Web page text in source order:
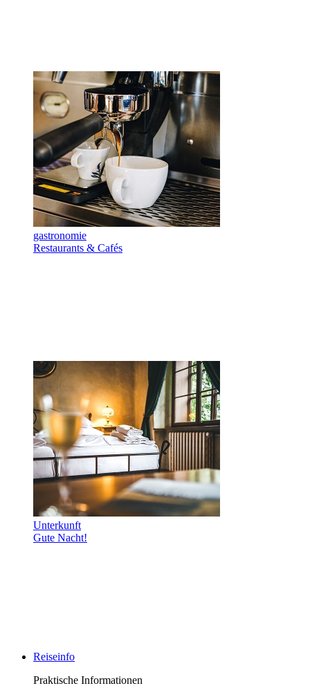
gastronomie
Restaurants & Cafés
Unterkunft
Gute Nacht!
Reiseinfo
Praktische Informationen